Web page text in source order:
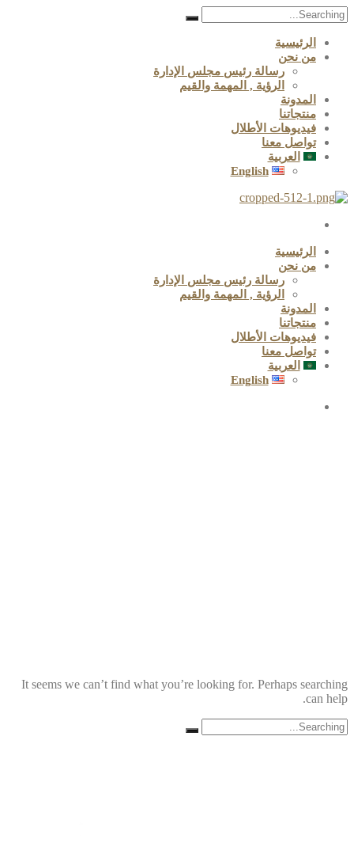
Search
for:
الرئيسية
من نحن
رسالة رئيس مجلس الإدارة
الرؤية , المهمة والقيم
المدونة
منتجاتنا
فيديوهات الأطلال
تواصل معنا
العربية
English
الرئيسية
من نحن
رسالة رئيس مجلس الإدارة
الرؤية , المهمة والقيم
المدونة
منتجاتنا
فيديوهات الأطلال
تواصل معنا
العربية
English
It seems we can’t find what you’re looking for. Perhaps searching
can help.
Search
for: